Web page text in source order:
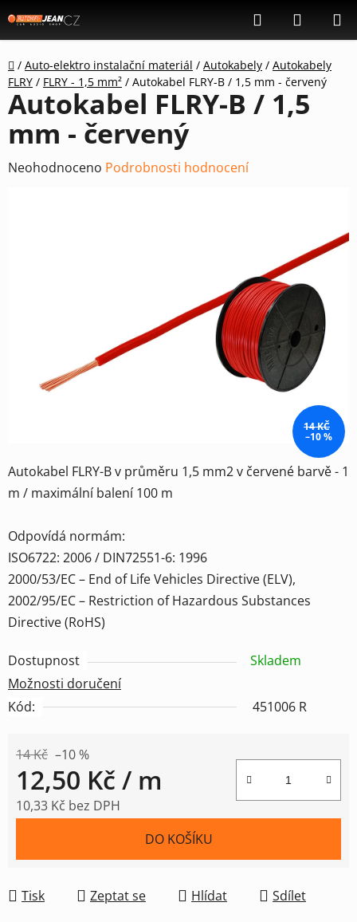
na
obsah
Hledat
KOŠÍK
Domů
/ Auto-elektro instalační materiál / Autokabely / Autokabely
FLRY / FLRY - 1,5 mm² / Autokabel FLRY-B / 1,5 mm - červený
Autokabel FLRY-B v průměru 1,5 mm2 v červené barvě - 1
m / maximální balení 100 m
Odpovídá normám:
ISO6722: 2006 / DIN72551-6: 1996
2000/53/EC – End of Life Vehicles Directive (ELV),
2002/95/EC – Restriction of Hazardous Substances
Directive (RoHS)
Dostupnost
Skladem
Možnosti doručení
Kód:
451006 R
14 Kč –10 %
12,50 Kč / m
10,33 Kč bez DPH
DO KOŠÍKU
Tisk Zeptat se Hlídat Sdílet
Autokabel FLRY-B / 1,5
mm - červený
Průměrné
Neohodnoceno Podrobnosti hodnocení
14 KČ
–10 %